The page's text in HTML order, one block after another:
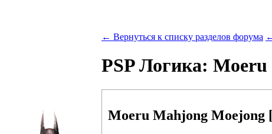
← Вернуться к списку разделов форума
PSP Логика:
Moeru Mahjong Moejong